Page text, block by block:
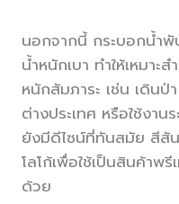
นอกจากนี้ กระบอกน้ำ
น้ำหนักเบา ทำให้เหมา
หนักสัมภาระ เช่น เดิน
ต่างประเทศ หรือใช้งาน
ยังมีดีไซน์ที่ทันสมัย สีสั
โลโก้เพื่อใช้เป็นสินค้าพ
ด้วย